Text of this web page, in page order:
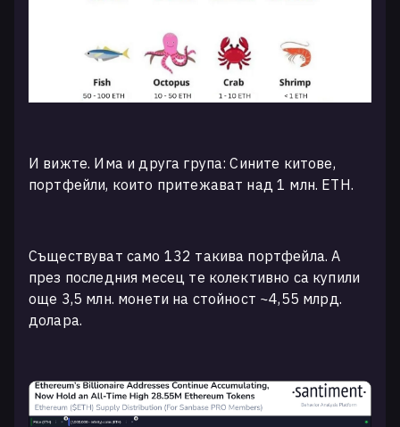
И вижте. Има и друга група: Сините китове,
портфейли, които притежават над 1 млн. ETH.
Съществуват само 132 такива портфейла. А
през последния месец те колективно са купили
още 3,5 млн. монети на стойност ~4,55 млрд.
долара.